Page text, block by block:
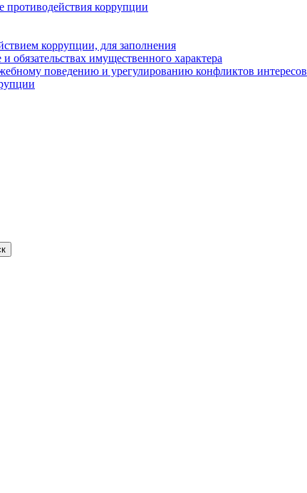
коррупции
коррупции, для заполнения
обязательствах имущественного характера
поведению и урегулированию конфликтов интересов